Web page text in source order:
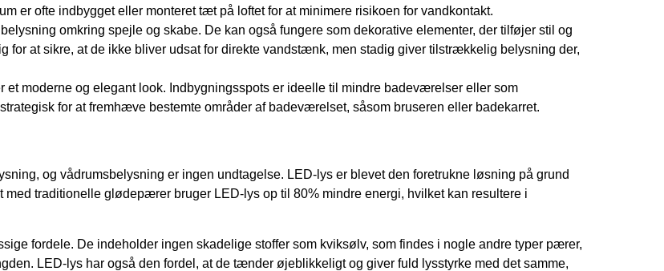
er ofte indbygget eller monteret tæt på loftet for at minimere risikoen for vandkontakt.
omkring spejle og skabe. De kan også fungere som dekorative elementer, der tilføjer stil og
for at sikre, at de ikke bliver udsat for direkte vandstænk, men stadig giver tilstrækkelig belysning der,
et moderne og elegant look. Indbygningsspots er ideelle til mindre badeværelser eller som
for at fremhæve bestemte områder af badeværelset, såsom bruseren eller badekarret.
og vådrumsbelysning er ingen undtagelse. LED-lys er blevet den foretrukne løsning på grund
traditionelle glødepærer bruger LED-lys op til 80% mindre energi, hvilket kan resultere i
fordele. De indeholder ingen skadelige stoffer som kviksølv, som findes i nogle andre typer pærer,
LED-lys har også den fordel, at de tænder øjeblikkeligt og giver fuld lysstyrke med det samme,